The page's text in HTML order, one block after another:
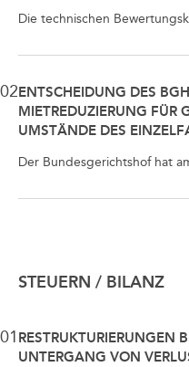
Die technischen
02ENTSCHEIDUNG DES
MIETREDUZIERUNG FÜR
UMSTÄNDE DES
Der Bundesgerichtshof hat
STEUERN / BILANZ
01 RESTRUKTURIERUNGEN
UNTERGANG VON